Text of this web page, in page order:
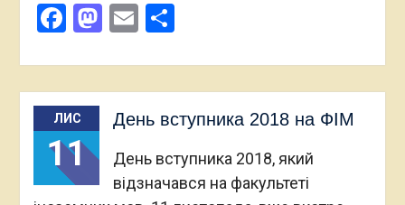
Facebook
Mastodon
EmailПоділитися
ЛИС
11
День вступника 2018 на ФІМ
День вступника 2018, який
відзначався на факультеті